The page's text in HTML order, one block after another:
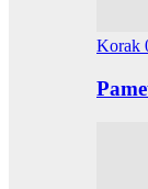
Korak